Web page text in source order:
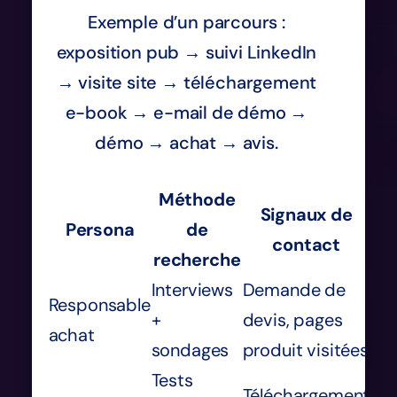
Exemple d’un parcours :
exposition pub → suivi LinkedIn
→ visite site → téléchargement
e-book → e-mail de démo →
démo → achat → avis.
Persona
Méthode
de
recherche
Signaux de
contact
Responsable
achat
Interviews
+
sondages
Demande de
devis, pages
produit visitées
Tests